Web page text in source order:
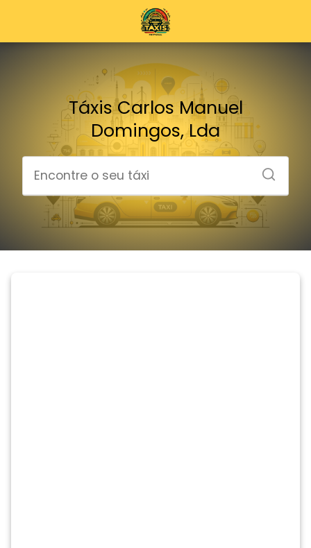
Táxis Carlos Manuel
Domingos, Lda